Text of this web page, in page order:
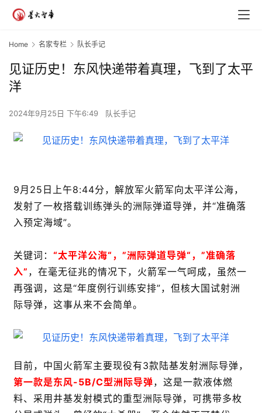
Home 名家专栏 队长手记
见证历史！东风快递带着真理，飞到了太平
洋
2024年9月25日 下午6:49 队长手记
9月25日上午8:44分，解放军火箭军向太平洋公海，
发射了一枚搭载训练弹头的洲际弹道导弹，并“准确落
入预定海域”。
关键词： “太平洋公海“，”洲际弹道导弹“，”准确落
入” ，在毫无征兆的情况下，火箭军一气呵成，虽然一
再强调，这是“年度例行训练安排”，但核大国试射洲
际导弹，这事从来不会简单。
目前，中国火箭军主要现役有3款陆基发射洲际导弹，
第一款是东风-5B/C型洲际导弹，这是一款液体燃
料、采用井基发射模式的重型洲际导弹，可携带多枚